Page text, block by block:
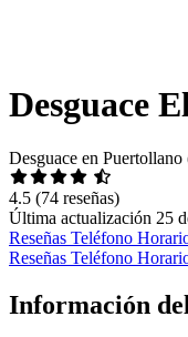
Desguace
Desguace en
4.5 (74 reseñas)
Última actualización 25
Reseñas Teléfono
Reseñas Teléfono
Información